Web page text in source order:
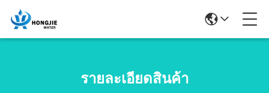
รายละเอียดสินค้า